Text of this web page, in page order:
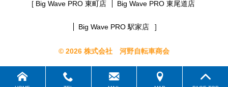
Big Wave PRO 東町店
Big Wave PRO 東尾道店
Big Wave PRO 駅家店
© 2026 株式会社 河野自転車商会